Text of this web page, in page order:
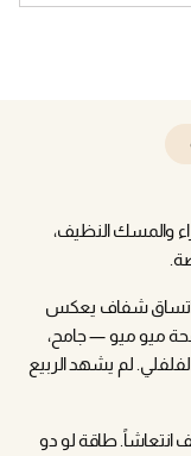
والمسك النظيف،
واتساق شفاف يعكس
ميو ميو — جامح،
لم يشهد الربيع
طاقة لو دو